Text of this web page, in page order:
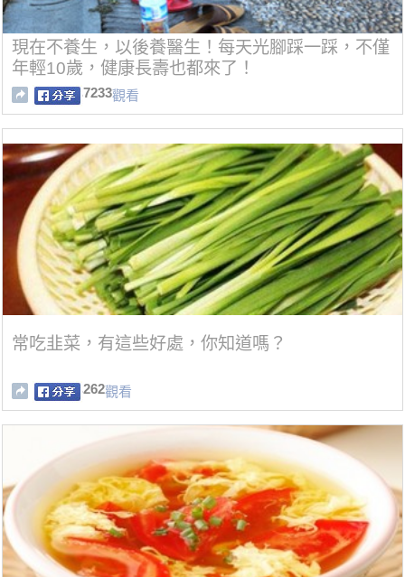
現在不養生，以後養醫生！每天光腳踩一踩，不僅
年輕10歲，健康長壽也都來了！
7233觀看
常吃韭菜，有這些好處，你知道嗎？
262觀看